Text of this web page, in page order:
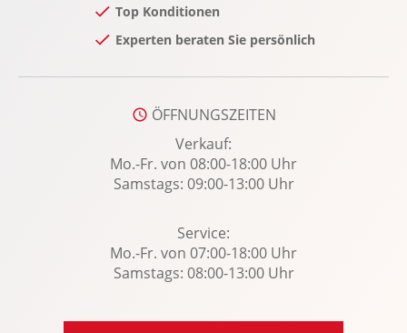
Tempomat
Traction Control
Wärmeschutzverglasung: hinten abgedunkelt
Zentralver. mit Fernbedienung
Top Konditionen
Experten beraten Sie persönlich
ÖFFNUNGSZEITEN
Verkauf:
Mo.-Fr. von 08:00-18:00 Uhr
Samstags: 09:00-13:00 Uhr
Service:
Mo.-Fr. von 07:00-18:00 Uhr
Samstags: 08:00-13:00 Uhr